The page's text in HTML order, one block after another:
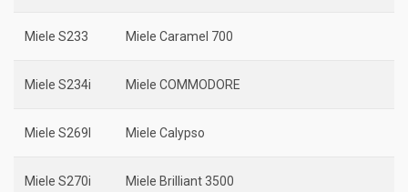
Miele S233 Miele Caramel 700
Miele S234i Miele COMMODORE
Miele S269I Miele Calypso
Miele S270i Miele Brilliant 3500